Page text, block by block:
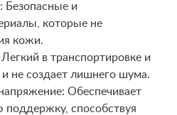
Безопасные и
которые не
кожи.
в транспортировке и
и не создает лишнего шума.
Обеспечивает
поддержку, способствуя